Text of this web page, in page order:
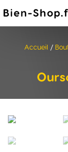
Accueil /